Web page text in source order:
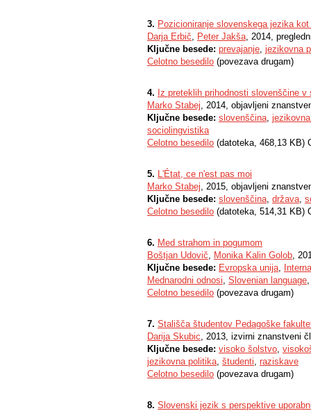
3. Pozicioniranje slovenskega jezika
Darja Erbič, Peter Jakša, 2014,
Ključne besede: prevajanje, jezikovna
Celotno besedilo (povezava drugam)
4. Iz preteklih prihodnosti slovenščine v
Marko Stabej, 2014, objavljeni
Ključne besede: slovenščina,
sociolingvistika
Celotno besedilo (datoteka, 468,13 KB)
5. L'État, ce n'est pas moi
Marko Stabej, 2015, objavljeni
Ključne besede: slovenščina, država,
Celotno besedilo (datoteka, 514,31 KB)
6. Med strahom in pogumom
Boštjan Udovič, Monika Kalin Golob,
Ključne besede: Evropska unija,
Mednarodni odnosi, Slovenian language
Celotno besedilo (povezava drugam)
7. Stališča študentov Pedagoške
Darija Skubic, 2013, izvirni znanstveni
Ključne besede: visoko šolstvo,
jezikovna politika, študenti, raziskave
Celotno besedilo (povezava drugam)
8. Slovenski jezik s perspektive